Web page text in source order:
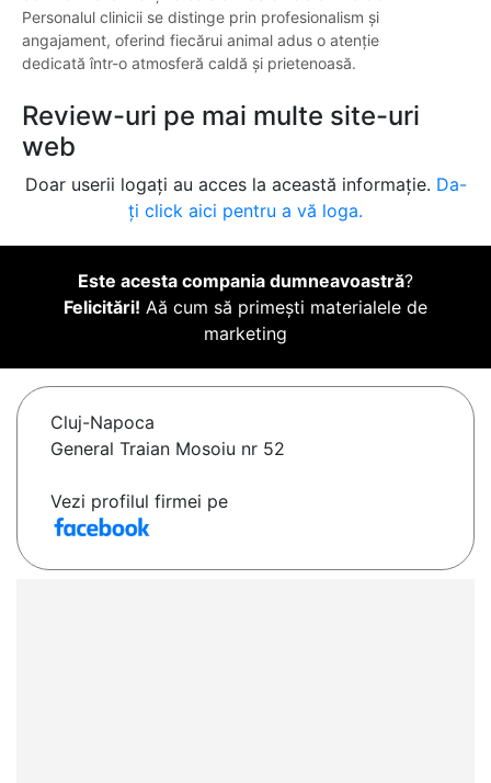
Personalul clinicii se distinge prin profesionalism și
angajament, oferind fiecărui animal adus o atenție
dedicată într-o atmosferă caldă și prietenoasă.
Review-uri pe mai multe site-uri
web
Doar userii logați au acces la această informație. Da-
ți click aici pentru a vă loga.
Este acesta compania dumneavoastră?
Felicitări! Aă cum să primești materialele de
marketing
Cluj-Napoca
General Traian Mosoiu nr 52
Vezi profilul firmei pe